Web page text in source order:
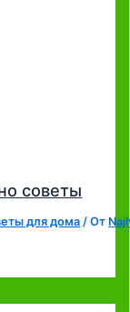
советы
для дома/ От